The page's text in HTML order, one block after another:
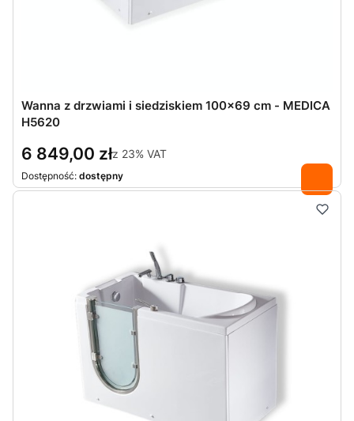
Wanna z drzwiami i siedziskiem 100×69 cm - MEDICA
H5620
6 849,00 złz 23% VAT
Dostępność: dostępny